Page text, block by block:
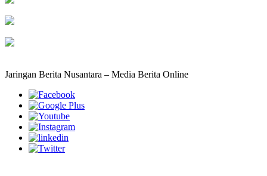
Jaringan Berita Nusantara – Media Berita Online